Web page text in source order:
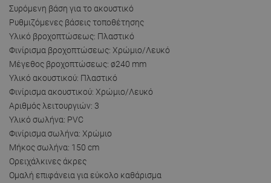
Συρόμενη βάση για το ακουστικό
Ρυθμιζόμενες βάσεις τοποθέτησης
Υλικό βροχοπτώσεως: Πλαστικό
Φινίρισμα βροχοπτώσεως: Χρώμιο/Λευκό
Μέγεθος βροχοπτώσεως: ø240 mm
Υλικό ακουστικού: Πλαστικό
Φινίρισμα ακουστικού: Χρώμιο/Λευκό
Αριθμός λειτουργιών: 3
Υλικό σωλήνα: PVC
Φινίρισμα σωλήνα: Χρώμιο
Μήκος σωλήνα: 150 cm
Ορειχάλκινες άκρες
Ομαλή επιφάνεια για εύκολο καθάρισμα